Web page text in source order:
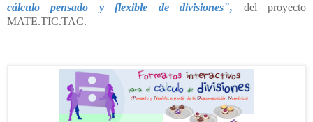
cálculo pensado y flexible de divisiones", del proyecto
MATE.TIC.TAC.